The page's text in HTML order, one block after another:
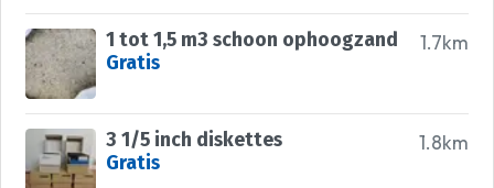
1.7km
1 tot 1,5 m3 schoon ophoogzand
Gratis
1.8km
3 1/5 inch diskettes
Gratis